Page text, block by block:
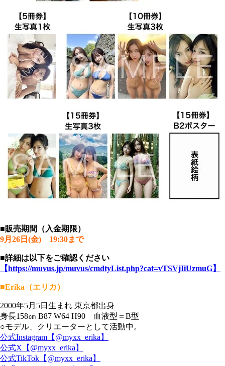
■販売期間（入金期限）
9月26日(金) 19:30まで
■詳細は以下をご確認ください
【https://muvus.jp/muvus/cmdtyList.php?cat=vTSVjIiUzmuG】
■Erika（エリカ）
2000年5月5日生まれ 東京都出身
身長158㎝ B87 W64 H90 血液型＝B型
○モデル、クリエーターとして活動中。
公式Instagram【@myxx_erika】
公式X【@myxx_erika】
公式TikTok【@myxx_erika】